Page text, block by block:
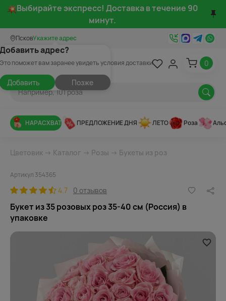
Выбирайте экспресс! Доставка в течение 90
минут.
ПсковУкажите адрес
адрес?
поможет вам заранее увидеть условия доставки
Добавить Позже
0
НАРАСХВАТ ПРЕДЛОЖЕНИЕ ДНЯ ЛЕТО Роза
Цветовик → Каталог → Розы → Букеты из роз
Артикул 354365
4.7 0 отзывов
Букет из 35 розовых роз 35-40 см (Россия) в
упаковке